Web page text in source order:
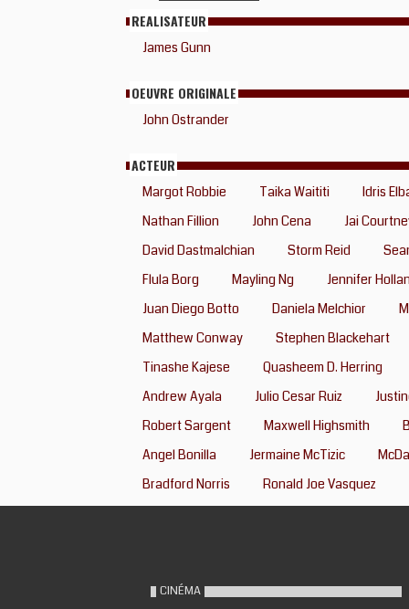
REALISATEUR
James Gunn
OEUVRE ORIGINALE
John Ostrander
ACTEUR
Margot Robbie Taika Waititi
Idris
Nathan Fillion
John Cena
Jai
David Dastmalchian
Storm Reid
Flula Borg
Mayling Ng
Jennifer
Juan Diego Botto
Daniela Melchior
Matthew Conway
Stephen Blackehart
Tinashe Kajese
Quasheem D. Herring
Andrew Ayala
Julio Cesar Ruiz
Robert Sargent
Maxwell Highsmith
Angel Bonilla
Jermaine McTizic
Bradford Norris
Ronald Joe Vasquez
CINÉMA